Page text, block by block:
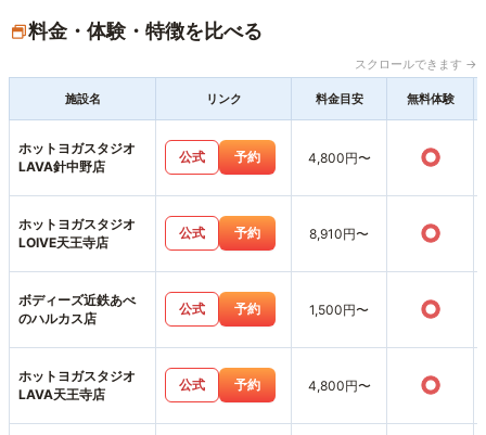
料金・体験・特徴を比べる
スクロールできます →
施設名 リンク 料金目安 無料体験
ホットヨガスタジオ
LAVA針中野店
公式 予約 4,800円〜 ○
ホットヨガスタジオ
LOIVE天王寺店
公式 予約 8,910円〜 ○
ボディーズ近鉄あべ
のハルカス店
公式 予約 1,500円〜 ○
ホットヨガスタジオ
LAVA天王寺店
公式 予約 4,800円〜 ○